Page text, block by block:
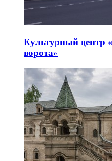
Культурный центр
ворота»